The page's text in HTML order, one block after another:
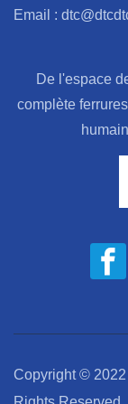
Email :
De l'espace
complète
Copyright © 2022